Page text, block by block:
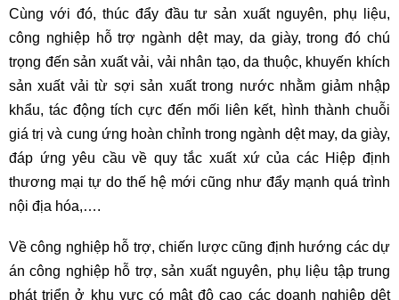
Cùng với đó, thúc đẩy đầu tư sản xuất nguyên, phụ liệu,
công nghiệp hỗ trợ ngành dệt may, da giày, trong đó chú
trọng đến sản xuất vải, vải nhân tạo, da thuộc, khuyến khích
sản xuất vải từ sợi sản xuất trong nước nhằm giảm nhập
khẩu, tác động tích cực đến mối liên kết, hình thành chuỗi
giá trị và cung ứng hoàn chỉnh trong ngành dệt may, da giày,
đáp ứng yêu cầu về quy tắc xuất xứ của các Hiệp định
thương mại tự do thế hệ mới cũng như đẩy mạnh quá trình
nội địa hóa,….
Về công nghiệp hỗ trợ, chiến lược cũng định hướng các dự
án công nghiệp hỗ trợ, sản xuất nguyên, phụ liệu tập trung
phát triển ở khu vực có mật độ cao các doanh nghiệp dệt